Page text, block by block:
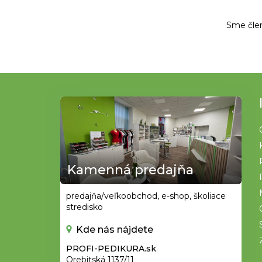
Sme
Kamenná predajňa
predajňa/veľkoobchod, e-shop, školiace
stredisko
Kde nás nájdete
PROFI-PEDIKURA.sk
Orebitská 1137/11